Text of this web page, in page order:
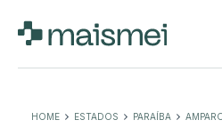
HOME ESTADOS PARAÍBA